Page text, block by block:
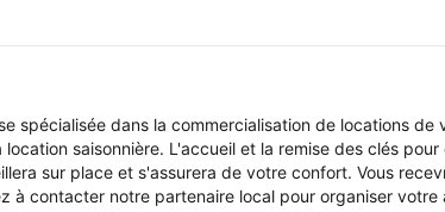
dans la commercialisation de locations de
saisonnière. L'accueil et la remise des clés
sur place et s'assurera de votre confort. Vous
à contacter notre partenaire local pour organiser votre